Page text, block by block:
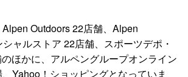
Outdoors 22店舗、Alpen
ャルストア 22店舗、スポーツデポ・
ほかに、アルペングループオンライン
Yahoo！ショッピングとなっていま